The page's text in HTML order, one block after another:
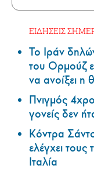
ΕΙΔΗΣΕΙΣ
Το Ιράν
του Ορμούζ
να ανοίξει
Πνιγμός
γονείς δεν
Κόντρα
ελέγχει τους
Ιταλία